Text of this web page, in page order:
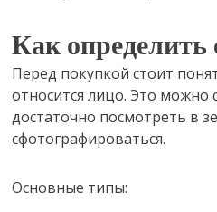
Как определить
Перед покупкой стоит
относится лицо. Это можно
достаточно посмотреть в
сфотографироваться.
Основные типы: